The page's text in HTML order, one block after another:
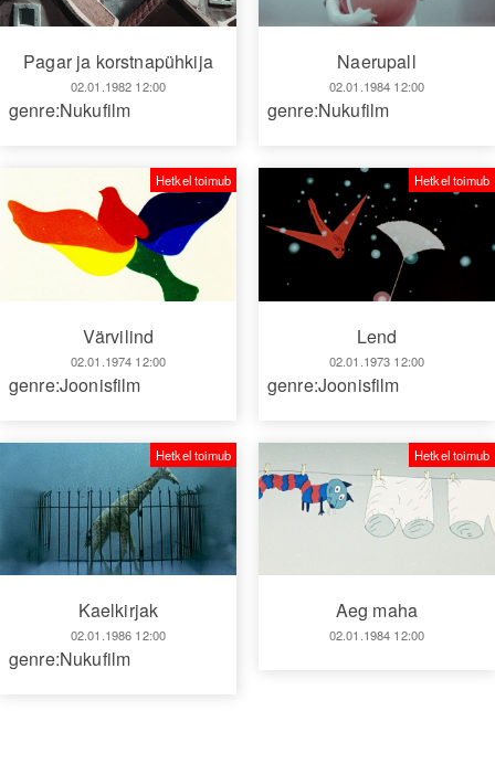
Pagar ja korstnapühkija
02.01.1982 12:00
genre:Nukufilm
Naerupall
02.01.1984 12:00
genre:Nukufilm
Värvilind
02.01.1974 12:00
Hetkel toimub
genre:Joonisfilm
Lend
02.01.1973 12:00
Hetkel toimub
genre:Joonisfilm
Kaelkirjak
02.01.1986 12:00
Hetkel toimub
genre:Nukufilm
Aeg maha
02.01.1984 12:00
Hetkel toimub